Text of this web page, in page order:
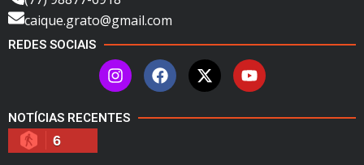
caique.grato@gmail.com
REDES SOCIAIS
NOTÍCIAS RECENTES
6